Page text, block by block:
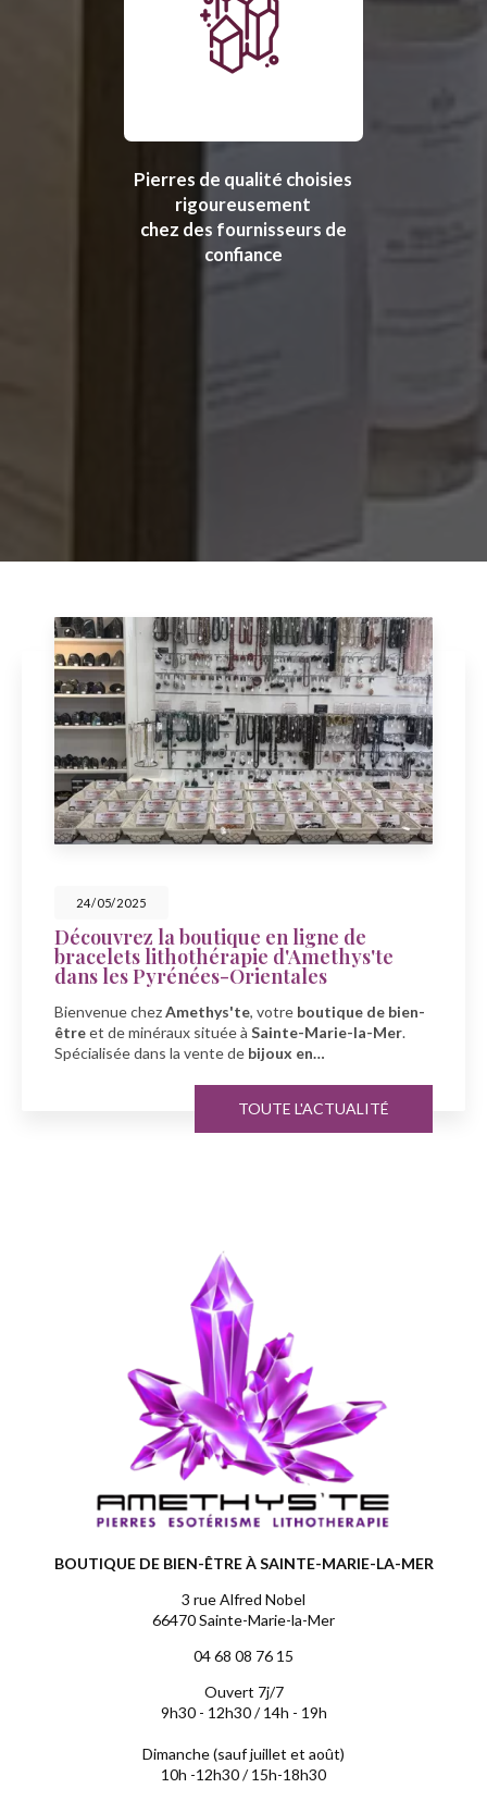
Pierres de qualité choisies
rigoureusement
chez des fournisseurs de
confiance
en ligne de
d'Amethys'te
Orientales
, votreboutique de bien-
Sainte-Marie-la-Mer.
bijoux en…
Célébrez la fête
Amethys'te à
Amethys'te, votre
minérauxàSainte-
BOUTIQUE DE BIEN-ÊTRE À SAINTE-MARIE-LA-MER
3 rue Alfred Nobel
66470 Sainte-Marie-la-Mer
04 68 08 76 15
Ouvert 7j/7
9h30 - 12h30 / 14h - 19h
Dimanche (sauf juillet et août)
10h -12h30 / 15h-18h30